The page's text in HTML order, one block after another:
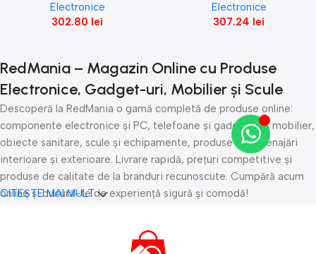
Electronice
302.80 lei
Electronice
307.24 lei
RedMania – Magazin Online cu Produse
Electronice, Gadget-uri, Mobilier și Scule
Descoperă la RedMania o gamă completă de produse online:
componente electronice și PC, telefoane și gadget-uri, mobilier,
obiecte sanitare, scule și echipamente, produse de amenajări
interioare și exterioare. Livrare rapidă, prețuri competitive și
produse de calitate de la branduri recunoscute. Cumpără acum
online și bucură-te de experiență sigură și comodă!
CITEȘTE MAI MULT